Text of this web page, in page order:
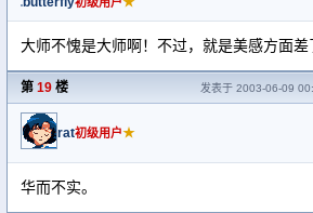
大师不愧是大师啊！不过，就是美感方面差
第 19 楼 发表于 2003-06-09
rat初级用户★
华而不实。